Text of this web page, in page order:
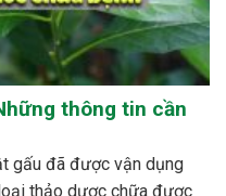
thông tin cần
gấu đã được vận dụng
thảo dược chữa được